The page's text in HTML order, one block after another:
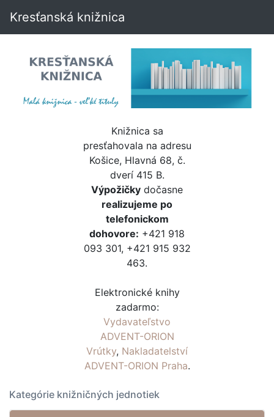
Kresťanská knižnica
Knižnica sa
presťahovala na adresu
Košice, Hlavná 68, č.
dverí 415 B.
Výpožičky dočasne
realizujeme po
telefonickom
dohovore: +421 918
093 301, +421 915 932
463.
Elektronické knihy
zadarmo:
Vydavateľstvo
ADVENT-ORION
Vrútky, Nakladatelství
ADVENT-ORION Praha.
Kategórie knižničných jednotiek